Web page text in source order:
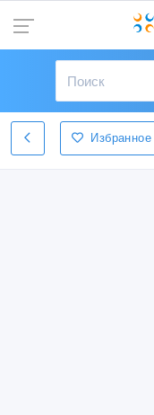
Избранное